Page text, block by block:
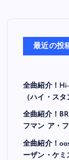
最近の投
全曲紹介！
（ハイ・ス
全曲紹介！
フマン ア・
全曲紹介！
ーザン・ケミ